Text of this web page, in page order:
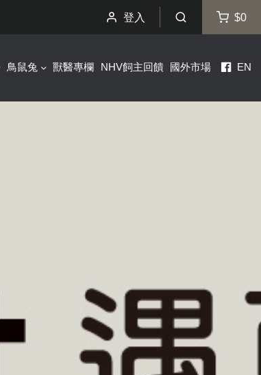
登入 $0
鳥鼠兔 獸醫專欄 NHV飼主回饋 國外市場 EN